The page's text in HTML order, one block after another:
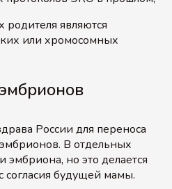
являются
или хромосомных
России для переноса
В отдельных
эмбриона, но это делается
согласия будущей мамы.